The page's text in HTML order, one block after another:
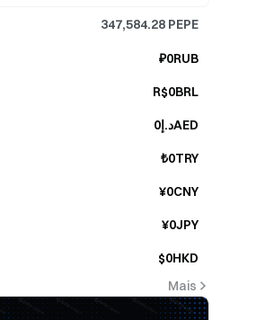
347,584.28 PEPE
₽0RUB
R$0BRL
د.إ0AED
₺0TRY
¥0CNY
¥0JPY
$0HKD
Mais